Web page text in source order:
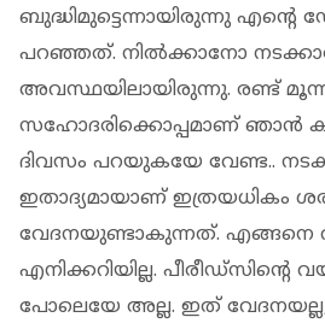
ബുദ്ധിമുട്ടെന്നായിരുന്നു എന്‍റെ
പറഞ്ഞത്. നില്‍ക്കാനോ
അവസ്ഥയിലായിരുന്നു. രണ്ട്
സഹോദരിക്കൊപ്പമാണ് ഞാന്‍
ദിവസം പറയുകയേ വേണ്ട..
ഇതാദ്യമായാണ് ഇത്രയധികം
വേദനയുണ്ടാകുന്നത്. എങ്ങനെ
എനിക്കറിയില്ല. പീരീഡ്സിന്‍റെ
പോലെയേ അല്ല. ഇത്